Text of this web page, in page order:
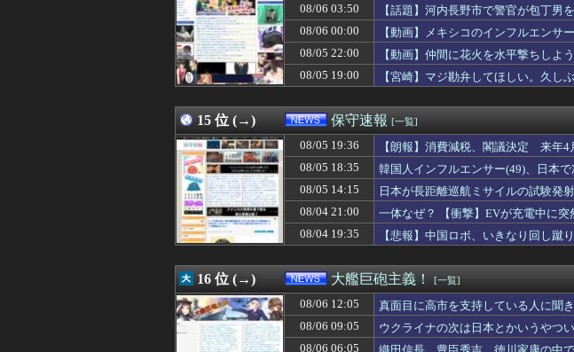
08/06 13:00
【朗報】『FE万紫千紅』、ついにキャラ成長率が
08/06 13:00
【有能】政府「トラックはサービスエリア利用有
08/06 13:00
【滋賀】大津の15階建てマンションから37歳男
08/06 13:00
【悲報】「夏休みマジでいらん！」毎日子供の接
08/06 13:00
【は？】超人気Vチューバーさん「セブンのはち
08/06 13:00
40度近い熱と頭痛で朦朧としながら病院行ったら
08/06 13:00
【画像】隠れ巨乳女子「これでEのだ！！」ﾇｷﾞﾇｷﾞ
08/06 03:50
【話題】河内長野市で警官が包丁男
08/06 00:00
【動画】メキシコのインフルエンサ
08/05 22:00
【動画】仲間に花火を水平撃ちしよ
08/05 19:00
【宮崎】マジ勘弁してほしい。久し
15 位 (→) 保守速報 [一覧]
08/05 19:36
【朗報】消費減税、閣議決定 来年4
08/05 18:35
韓国人インフルエンサー(49)、日
08/05 14:15
日本が長距離巡航ミサイルの試験発
必ず後悔させる」
08/04 21:00
一体なぜ？ 【衝撃】EVが充電中に
08/04 19:35
【悲報】中国ロボ、いきなり回し蹴
16 位 (→) 大艦巨砲主義！ [一覧]
08/06 12:05
真面目に高市を支持している人に聞
08/06 09:05
ウクライナの次は日本とかいうやつ
08/06 06:05